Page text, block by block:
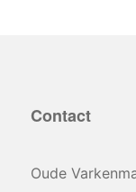
Contact
Oude